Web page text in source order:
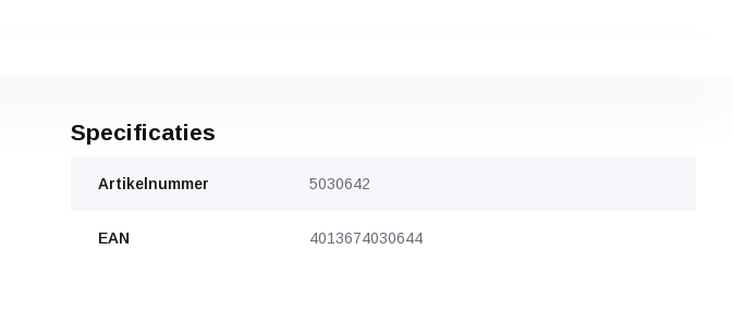
Specificaties
Artikelnummer 5030642
EAN 4013674030644